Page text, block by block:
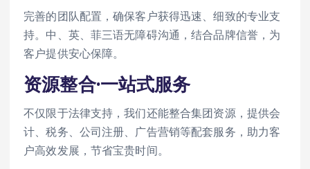
完善的团队配置，确保客户获得迅速、细致的专业支
持。中、英、菲三语无障碍沟通，结合品牌信誉，为
客户提供安心保障。
资源整合·一站式服务
不仅限于法律支持，我们还能整合集团资源，提供会
计、税务、公司注册、广告营销等配套服务，助力客
户高效发展，节省宝贵时间。